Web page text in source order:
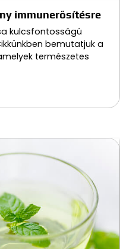
immunerősítésre
kulcsfontosságú
bemutatjuk a
természetes